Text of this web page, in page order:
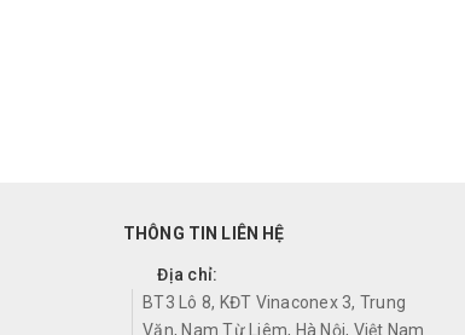
THÔNG TIN LIÊN HỆ
Địa chỉ:
BT3 Lô 8, KĐT Vinaconex 3, Trung
Văn, Nam Từ Liêm, Hà Nội, Việt Nam